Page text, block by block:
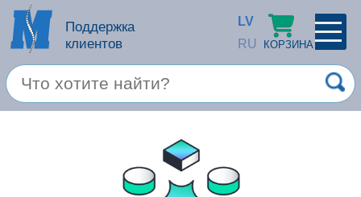
Поддержка
клиентов
LV
RU
КОРЗИНА
Зарегестрироваться